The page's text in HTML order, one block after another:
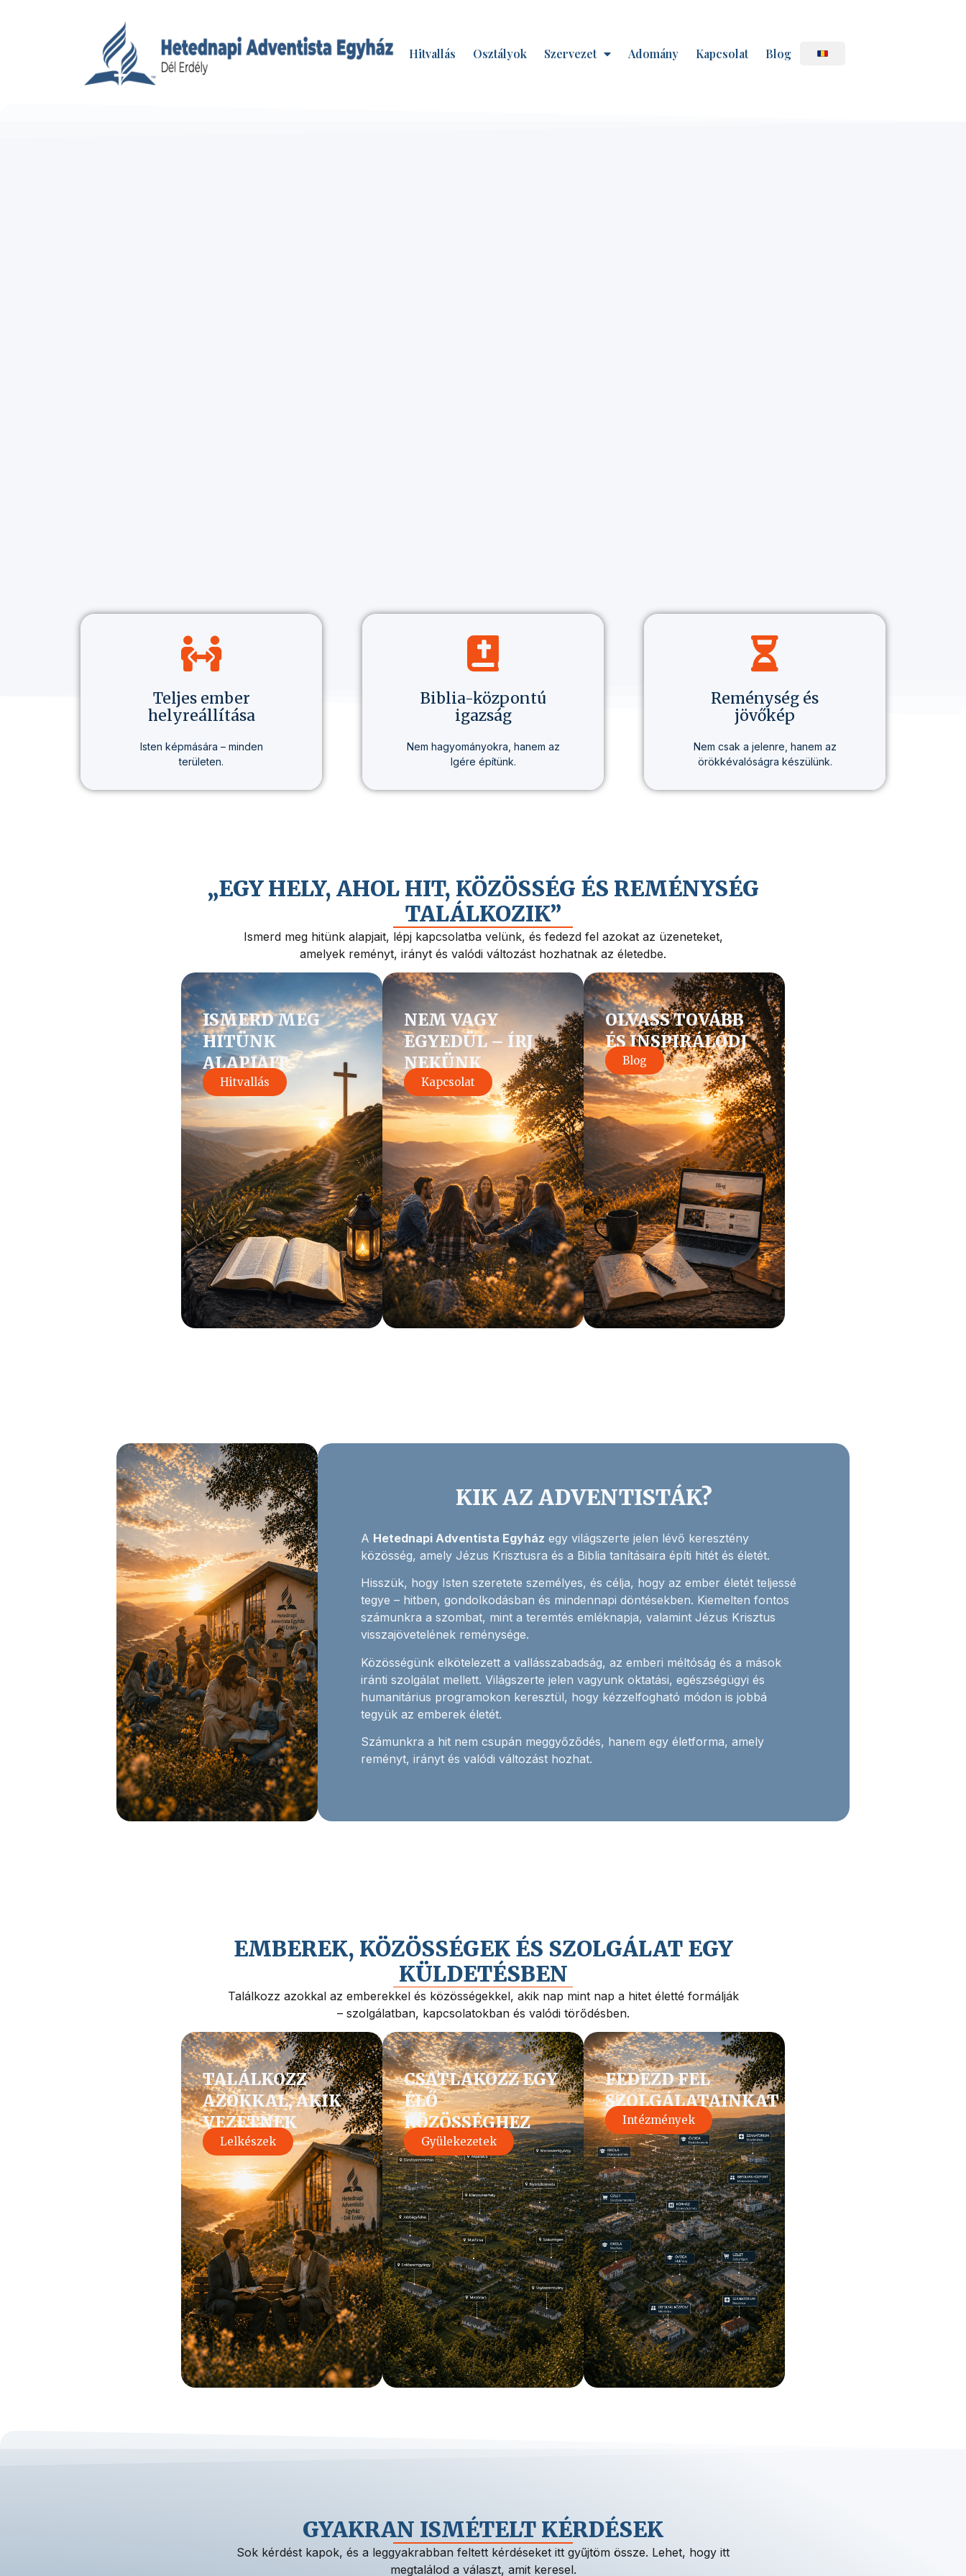
Hitvallás Osztályok Szervezet Adomány Kapcsolat Blog
Teljes ember
helyreállítása
Isten képmására – minden
területen.
és életcélban.
Biblia-központú
igazság
Nem hagyományokra, hanem az
Igére építünk.
Reménység és
jövőkép
Nem csak a jelenre, hanem az
örökkévalóságra készülünk.
és célja van.
„EGY HELY, AHOL HIT, KÖZÖSSÉG ÉS REMÉNYSÉG
TALÁLKOZIK”
Ismerd meg hitünk alapjait, lépj kapcsolatba velünk, és fedezd fel azokat az üzeneteket,
amelyek reményt, irányt és valódi változást hozhatnak az életedbe.
ISMERD MEG
HITÜNK
ALAPJAIT
Hitvallás
NEM VAGY
EGYEDÜL – ÍRJ
NEKÜNK
Kapcsolat
OLVASS TOVÁBB
ÉS INSPIRÁLÓDJ
Blog
KIK AZ ADVENTISTÁK?
A Hetednapi Adventista Egyház egy világszerte jelen lévő keresztény
közösség, amely Jézus Krisztusra és a Biblia tanításaira építi hitét és életét.
Hisszük, hogy Isten szeretete személyes, és célja, hogy az ember életét teljessé
tegye – hitben, gondolkodásban és mindennapi döntésekben. Kiemelten fontos
számunkra a szombat, mint a teremtés emléknapja, valamint Jézus Krisztus
visszajövetelének reménysége.
Közösségünk elkötelezett a vallásszabadság, az emberi méltóság és a mások
iránti szolgálat mellett. Világszerte jelen vagyunk oktatási, egészségügyi és
humanitárius programokon keresztül, hogy kézzelfogható módon is jobbá
tegyük az emberek életét.
Számunkra a hit nem csupán meggyőződés, hanem egy életforma, amely
reményt, irányt és valódi változást hozhat.
EMBEREK, KÖZÖSSÉGEK ÉS SZOLGÁLAT EGY
KÜLDETÉSBEN
Találkozz azokkal az emberekkel és közösségekkel, akik nap mint nap a hitet életté formálják
– szolgálatban, kapcsolatokban és valódi törődésben.
TALÁLKOZZ
AZOKKAL, AKIK
VEZETNEK
Lelkészek
CSATLAKOZZ EGY
ÉLŐ
KÖZÖSSÉGHEZ
Gyülekezetek
FEDEZD FEL
SZOLGÁLATAINKAT
Intézmények
GYAKRAN ISMÉTELT KÉRDÉSEK
Sok kérdést kapok, és a leggyakrabban feltett kérdéseket itt gyűjtöm össze. Lehet, hogy itt
megtalálod a választ, amit keresel.